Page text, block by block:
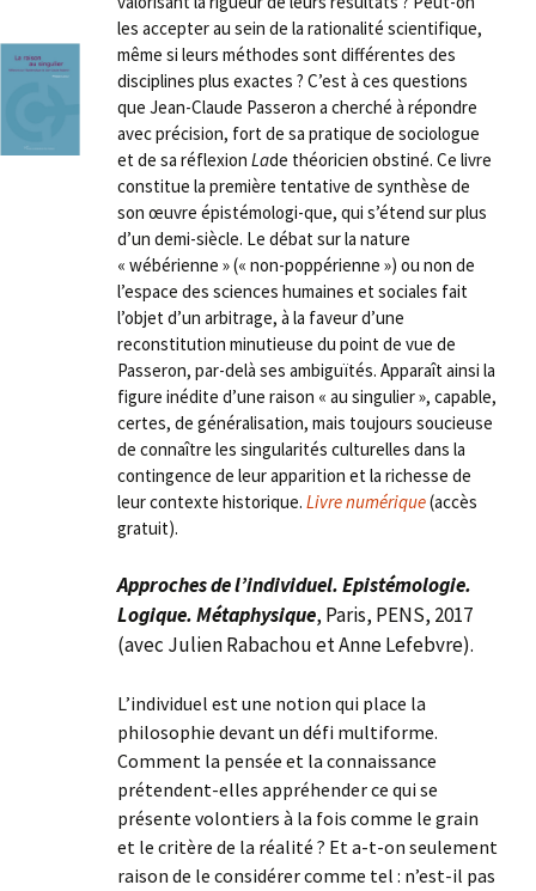
les accepter au sein de la rationalité scientifique,
même si leurs méthodes sont différentes des
disciplines plus exactes ? C’est à ces questions
que Jean-Claude Passeron a cherché à répondre
avec précision, fort de sa pratique de sociologue
et de sa réflexion Lade théoricien obstiné. Ce livre
constitue la première tentative de synthèse de
son œuvre épistémologi-que, qui s’étend sur plus
d’un demi-siècle. Le débat sur la nature
« wébérienne » (« non-poppérienne ») ou non de
l’espace des sciences humaines et sociales fait
l’objet d’un arbitrage, à la faveur d’une
reconstitution minutieuse du point de vue de
Passeron, par-delà ses ambiguïtés. Apparaît ainsi la
figure inédite d’une raison « au singulier », capable,
certes, de généralisation, mais toujours soucieuse
de connaître les singularités culturelles dans la
contingence de leur apparition et la richesse de
leur contexte historique. Livre numérique(accès
gratuit).
Approches de l’individuel. Epistémologie.
Logique. Métaphysique, Paris, PENS, 2017
(avec Julien Rabachou et Anne Lefebvre).
L’individuel est une notion qui place la
philosophie devant un défi multiforme.
Comment la pensée et la connaissance
prétendent-elles appréhender ce qui se
présente volontiers à la fois comme le grain
et le critère de la réalité ? Et a-t-on seulement
raison de le considérer comme tel : n’est-il pas